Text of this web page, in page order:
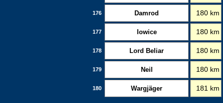
176 Damrod 180 km
177 Iowice 180 km
178 Lord Beliar 180 km
179 Neil 180 km
180 Wargjäger 181 km